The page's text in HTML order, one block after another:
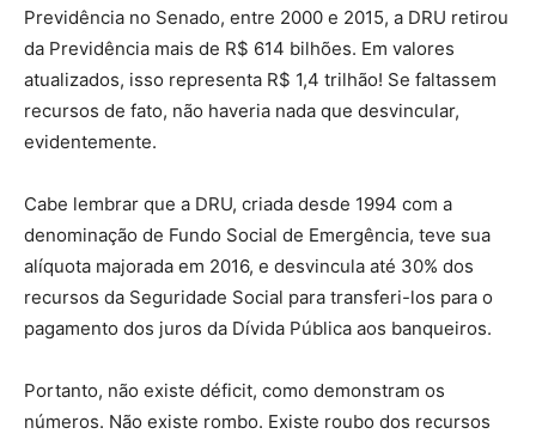
Previdência no Senado, entre 2000 e 2015, a DRU retirou
da Previdência mais de R$ 614 bilhões. Em valores
atualizados, isso representa R$ 1,4 trilhão! Se faltassem
recursos de fato, não haveria nada que desvincular,
evidentemente.
Cabe lembrar que a DRU, criada desde 1994 com a
denominação de Fundo Social de Emergência, teve sua
alíquota majorada em 2016, e desvincula até 30% dos
recursos da Seguridade Social para transferi-los para o
pagamento dos juros da Dívida Pública aos banqueiros.
Portanto, não existe déficit, como demonstram os
números. Não existe rombo. Existe roubo dos recursos